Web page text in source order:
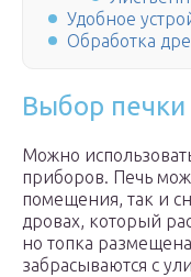
Удобное
Обработка
Выбор
Можно
приборов. Печь
помещения, так и
дровах, который
но топка
забрасываются с